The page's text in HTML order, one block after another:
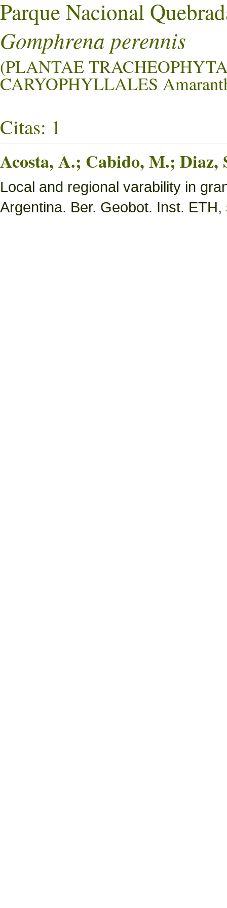
Parque Nacional
Gomphrena perennis
(PLANTAE
CARYOPHYLLALES
Citas: 1
Acosta, A.; Cabido, M.; Diaz,
Local and regional varability in
Argentina. Ber. Geobot. Inst.